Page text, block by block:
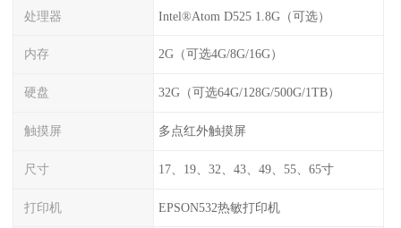
处理器 Intel®Atom D525 1.8G（可选）
内存 2G（可选4G/8G/16G）
硬盘 32G（可选64G/128G/500G/1TB）
触摸屏 多点红外触摸屏
尺寸 17、19、32、43、49、55、65寸
打印机 EPSON532热敏打印机